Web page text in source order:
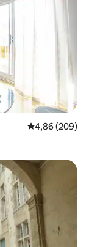
Évaluation
4,86 (209)